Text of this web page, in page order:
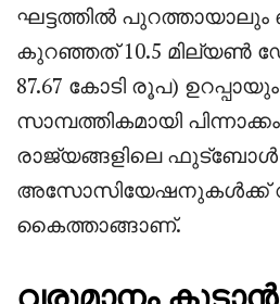
ഘട്ടത്തിൽ പുറത്തായാലും
കുറഞ്ഞത് 10.5 മില്യൺ
87.67 കോടി രൂപ)
സാമ്പത്തികമായി
രാജ്യങ്ങളിലെ ഫുട്ബോൾ
അസോസിയേഷനുകൾക്ക്
കൈത്താങ്ങാണ്.